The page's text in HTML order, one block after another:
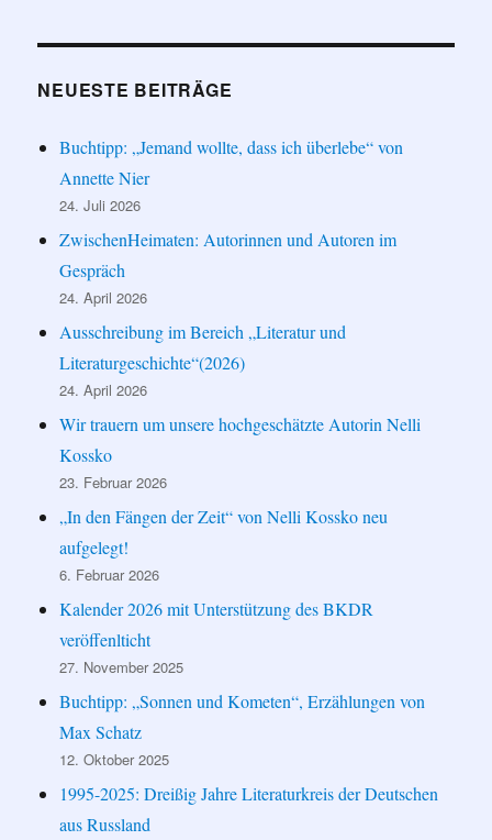
NEUESTE BEITRÄGE
Buchtipp: „Jemand wollte, dass ich überlebe“ von
Annette Nier
24. Juli 2026
ZwischenHeimaten: Autorinnen und Autoren im
Gespräch
24. April 2026
Ausschreibung im Bereich „Literatur und
Literaturgeschichte“(2026)
24. April 2026
Wir trauern um unsere hochgeschätzte Autorin Nelli
Kossko
23. Februar 2026
„In den Fängen der Zeit“ von Nelli Kossko neu
aufgelegt!
6. Februar 2026
Kalender 2026 mit Unterstützung des BKDR
veröffenlticht
27. November 2025
Buchtipp: „Sonnen und Kometen“, Erzählungen von
Max Schatz
12. Oktober 2025
1995-2025: Dreißig Jahre Literaturkreis der Deutschen
aus Russland